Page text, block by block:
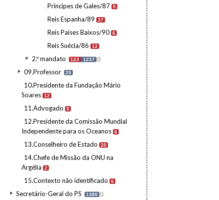
Príncipes de Gales/87 5
Reis Espanha/89 37
Reis Países Baixos/90 6
Reis Suécia/86 12
2.º mandato 123 1237 I
09.Professor 25
10.Presidente da Fundação Mário
Soares 12
11.Advogado 5
12.Presidente da Comissão Mundial
Independente para os Oceanos 6
13.Conselheiro de Estado 20
14.Chefe de Missão da ONU na
Argélia
2
15.Contexto não identificado 6
Secretário-Geral do PS 1380 I